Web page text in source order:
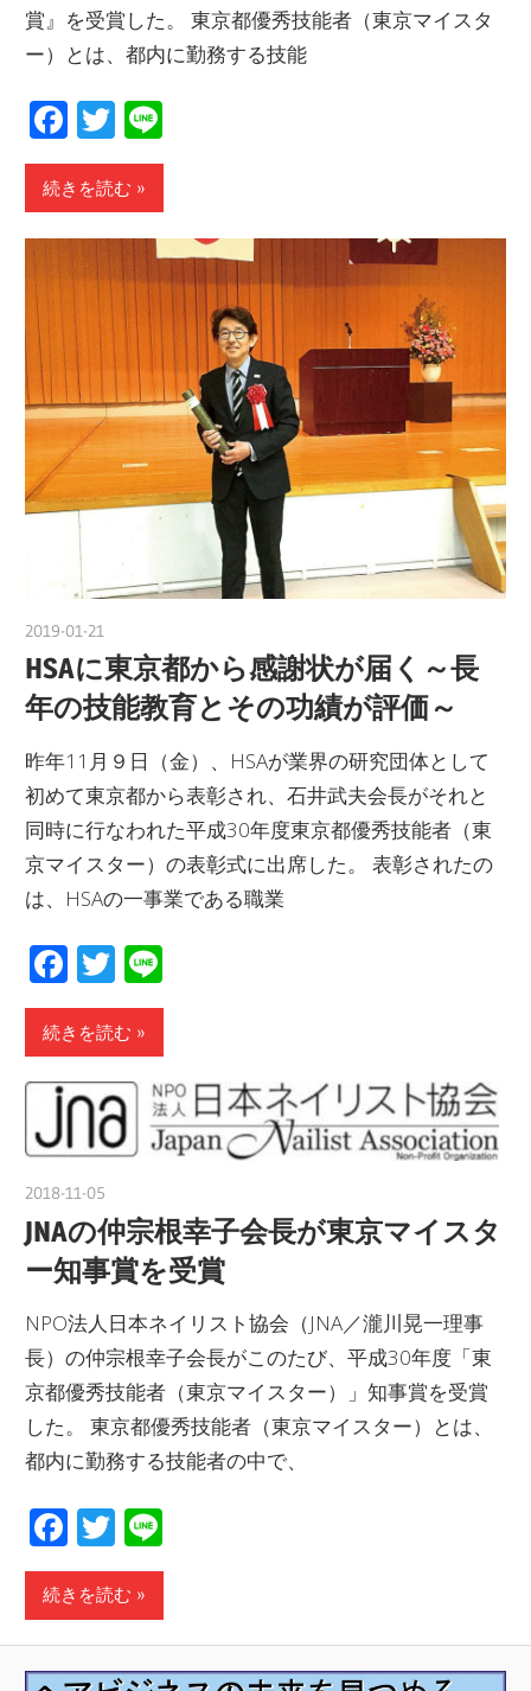
賞』を受賞した。 東京都優秀技能者（東京マイスタ
ー）とは、都内に勤務する技能
Facebook
Twitter
続きを読む
2019-01-21
HSAに東京都から感謝状が届く～長
年の技能教育とその功績が評価～
昨年11月９日（金）、HSAが業界の研究団体として
初めて東京都から表彰され、石井武夫会長がそれと
同時に行なわれた平成30年度東京都優秀技能者（東
京マイスター）の表彰式に出席した。 表彰されたの
は、HSAの一事業である職業
Facebook
Twitter
続きを読む
2018-11-05
JNAの仲宗根幸子会長が東京マイスタ
ー知事賞を受賞
NPO法人日本ネイリスト協会（JNA／瀧川晃一理事
長）の仲宗根幸子会長がこのたび、平成30年度「東
京都優秀技能者（東京マイスター）」知事賞を受賞
した。 東京都優秀技能者（東京マイスター）とは、
都内に勤務する技能者の中で、
Facebook
Twitter
続きを読む